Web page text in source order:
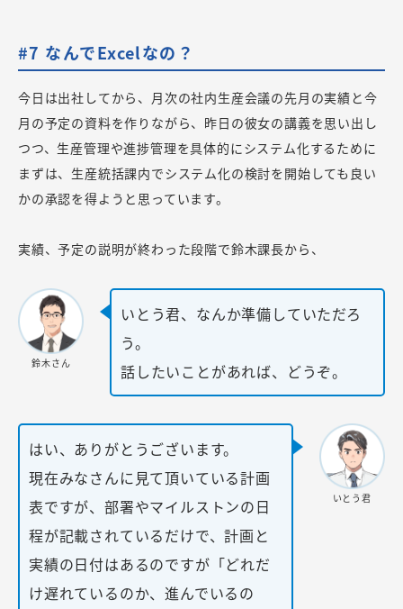
#7 なんでExcelなの？
今日は出社してから、月次の社内生産会議の先月の実績と今
月の予定の資料を作りながら、昨日の彼女の講義を思い出し
つつ、生産管理や進捗管理を具体的にシステム化するために
まずは、生産統括課内でシステム化の検討を開始しても良い
かの承認を得ようと思っています。
実績、予定の説明が終わった段階で鈴木課長から、
鈴木さん
いとう君、なんか準備していただろ
う。
話したいことがあれば、どうぞ。
はい、ありがとうございます。
現在みなさんに見て頂いている計画
表ですが、部署やマイルストンの日
程が記載されているだけで、計画と
実績の日付はあるのですが「どれだ
け遅れているのか、進んでいるの
いとう君